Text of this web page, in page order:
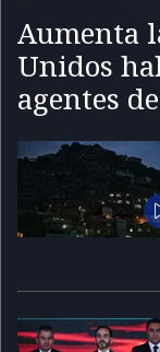
Aumenta
Unidos
agentes